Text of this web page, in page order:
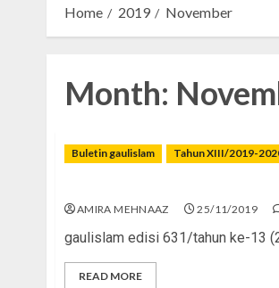
Home 2019 November
Month:
Buletin gaulislam Tahun XIII/2019-
AMIRA MEHNAAZ 25/11/2019
gaulislam edisi 631/tahun ke-13
READ MORE